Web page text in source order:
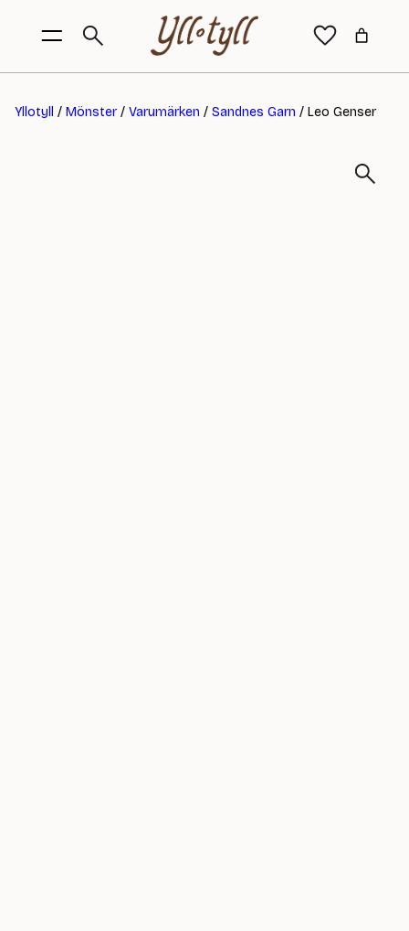
Yllotyll / Mönster/ Varumärken / Sandnes Garn / Leo Genser